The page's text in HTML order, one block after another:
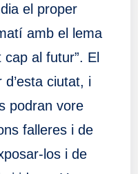
el proper
amb el lema
al futur”. El
d’esta ciutat, i
podran vore
falleres i de
los i de